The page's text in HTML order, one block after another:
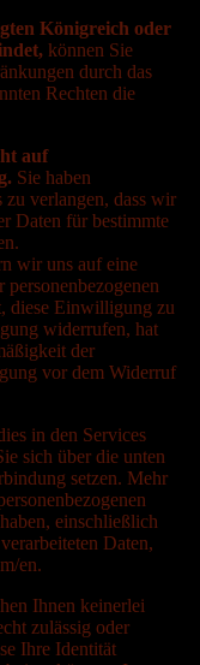
Königreich oder
können Sie
durch das
Rechten die
auf
Sie haben
zu verlangen, dass wir
Daten für bestimmte
wir uns auf eine
diese Einwilligung zu
widerrufen, hat
der
vor dem Widerruf
in den Services
sich über die unten
setzen. Mehr
einschließlich
Daten,
en.
Ihnen keinerlei
zulässig oder
Ihre Identität